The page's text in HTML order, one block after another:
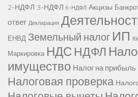
2-НДФЛ 3-НДФЛ 6-НДФЛ Акцизы
ответ Декларация
ЕНВД Земельный налог ИП
Маркировка НДС НДФЛ
имущество Налог на прибыль
Налоговая проверка